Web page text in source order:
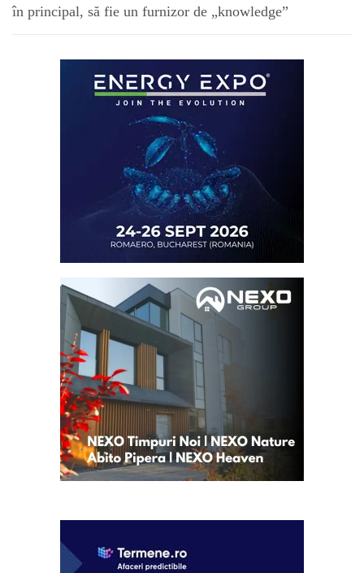
în principal, să fie un furnizor de „knowledge”